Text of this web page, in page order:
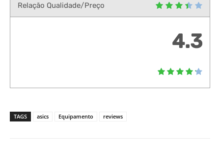
Relação Qualidade/Preço
4.3
TAGS asics Equipamento reviews